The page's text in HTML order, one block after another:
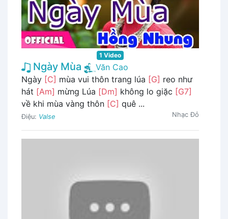
1 Video
Ngày Mùa
Văn Cao
Ngày [C] mùa vui thôn trang lúa [G] reo như
hát [Am] mừng Lúa [Dm] không lo giặc [G7]
về khi mùa vàng thôn [C] quê ...
Điệu: Valse Nhạc Đỏ